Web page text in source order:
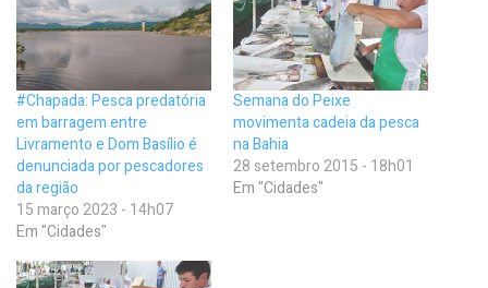
#Chapada: Pesca predatória
em barragem entre
Livramento e Dom Basílio é
denunciada por pescadores
da região
15 março 2023 - 14h07
Em "Cidades"
Semana do Peixe
movimenta cadeia da pesca
na Bahia
28 setembro 2015 - 18h01
Em "Cidades"